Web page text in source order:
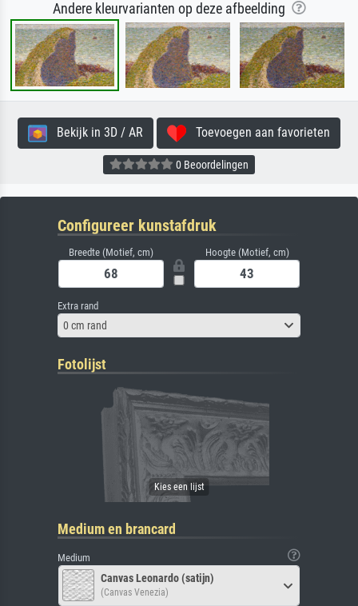
Andere kleurvarianten op deze afbeelding
Bekijk in 3D / AR Toevoegen aan favorieten
0 Beoordelingen
Configureer kunstafdruk
Breedte (Motief, cm) Hoogte (Motief, cm)
Extra rand
0 cm rand
Fotolijst
Medium en brancard
Medium
Canvas Leonardo (satijn)
(Canvas Venezia)